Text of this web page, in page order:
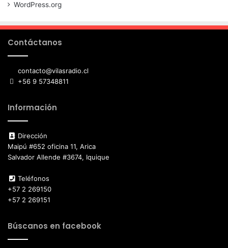
WordPress.org
Contáctanos
contacto@vilasradio.cl
+56 9 57348811
Información
Dirección
Maipú #652 oficina 11, Arica
Salvador Allende #3674, Iquique
Teléfonos
+57 2 269150
+57 2 269151
Búscanos en facebook